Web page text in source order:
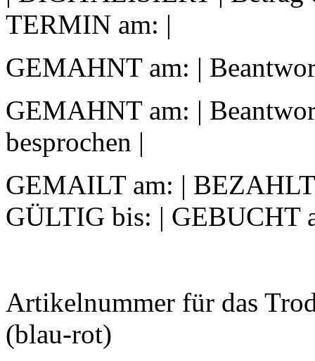
TERMIN am: |
GEMAHNT am: |
GEMAHNT am: |
besprochen |
GEMAILT am: |
GÜLTIG bis: | GEBUCHT
Artikelnummer für das
(blau-rot)